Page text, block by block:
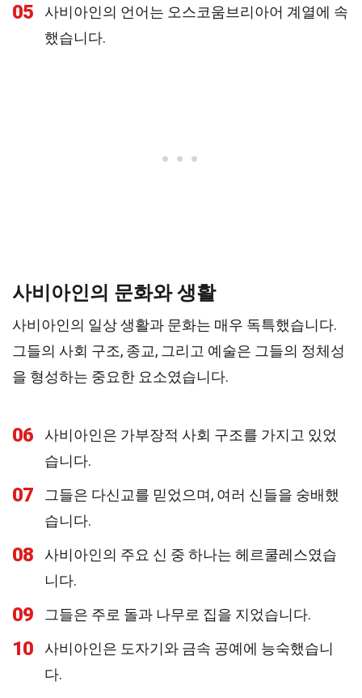
05
사비아인의 언어는 오스코움브리아어 계열에 속
했습니다.
사비아인의 문화와 생활
사비아인의 일상 생활과 문화는 매우 독특했습니다.
그들의 사회 구조, 종교, 그리고 예술은 그들의 정체성
을 형성하는 중요한 요소였습니다.
06
사비아인은 가부장적 사회 구조를 가지고 있었
습니다.
07
그들은 다신교를 믿었으며, 여러 신들을 숭배했
습니다.
08
사비아인의 주요 신 중 하나는 헤르쿨레스였습
니다.
09 그들은 주로 돌과 나무로 집을 지었습니다.
10
사비아인은 도자기와 금속 공예에 능숙했습니
다.